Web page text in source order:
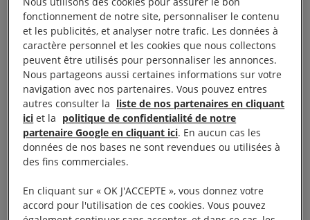
Du 16 septembre au 7 octobre
2016 Galerie 13 rue de l’Abbaye
– Paris 6e
L’exposition présente une vingtaine d’œuvres de
grands photographes, parmi lesquels Abbas, Werner
Bischof, Robert Capa, Raymond Depardon, Bruce
Davidson, David Seymour, Larry Towell, tous
issues des calendriers Amnesty International /
Delpire édités depuis 1988, illustrent les
fonctionnement de notre site, personnaliser le contenu
et les publicités, et analyser notre trafic. Les données à
caractère personnel et les cookies que nous collectons
peuvent être utilisés pour personnaliser les annonces.
Nous partageons aussi certaines informations sur votre
navigation avec nos partenaires. Vous pouvez entres
autres consulter la liste de nos partenaires en cliquant
ici et la politique de confidentialité de notre
partenaire Google en cliquant ici. En aucun cas les
données de nos bases ne sont revendues ou utilisées à
des fins commerciales.
En cliquant sur « OK J'ACCEPTE », vous donnez votre
accord pour l'utilisation de ces cookies. Vous pouvez